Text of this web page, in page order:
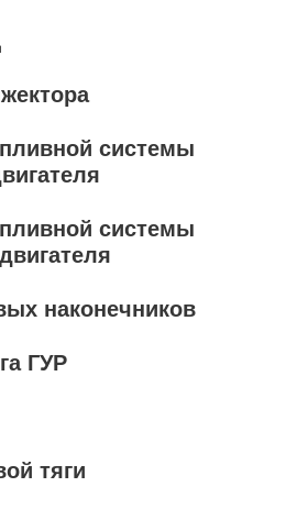
системы
системы
наконечников
ГУР
тяги